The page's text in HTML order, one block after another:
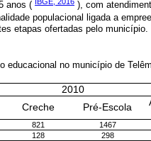
anos (
), com
populacional ligada a
etapas ofertadas pelo município.
educacional no município de
2010
Creche
Pré-Escola
821 1467
128 298